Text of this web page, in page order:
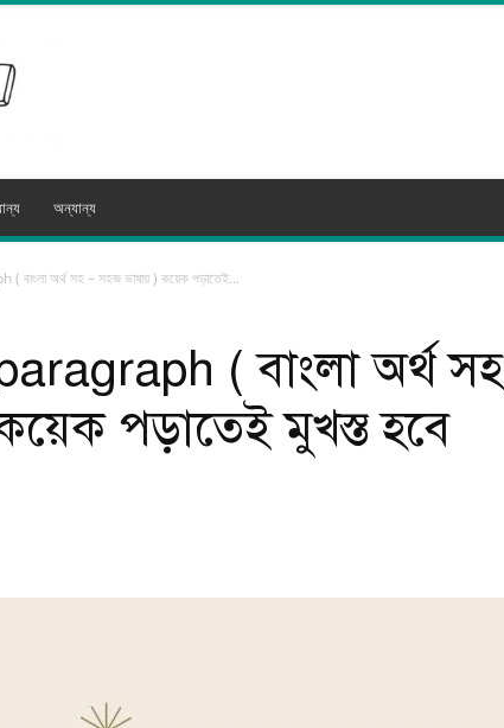
অন্যান্য
অর্থ সহ – সহজ ভাষায় ) কয়েক পড়াতেই...
( বাংলা অর্থ সহ
পড়াতেই মুখস্ত হবে